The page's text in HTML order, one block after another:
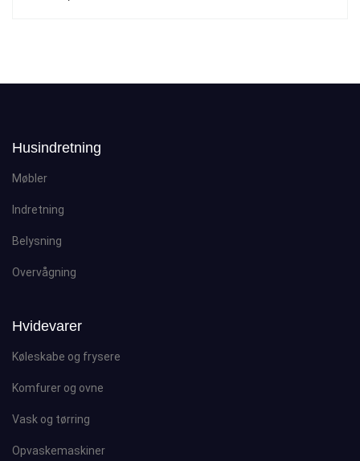
Husindretning
Møbler
Indretning
Belysning
Overvågning
Hvidevarer
Køleskabe og frysere
Komfurer og ovne
Vask og tørring
Opvaskemaskiner